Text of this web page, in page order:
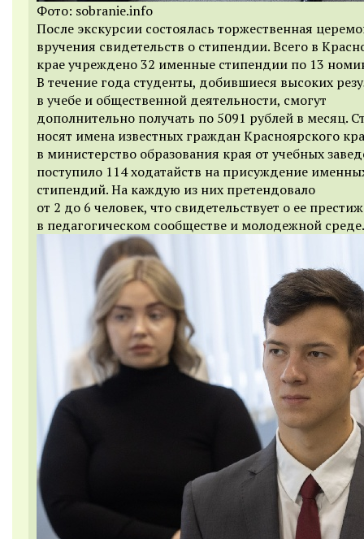
Фото: sobranie.info
После экскурсии состоялась торжественная
вручения свидетельств о стипендии. Всего в
крае учреждено 32 именные стипендии по 13
В течение года студенты, добившиеся высоких
в учебе и общественной деятельности, смогут
дополнительно получать по 5091 рублей в месяц.
носят имена известных граждан Красноярского
в министерство образования края от учебных
поступило 114 ходатайств на присуждение
стипендий. На каждую из них претендовало
от 2 до 6 человек, что свидетельствует о ее
в педагогическом сообществе и молодежной среде.